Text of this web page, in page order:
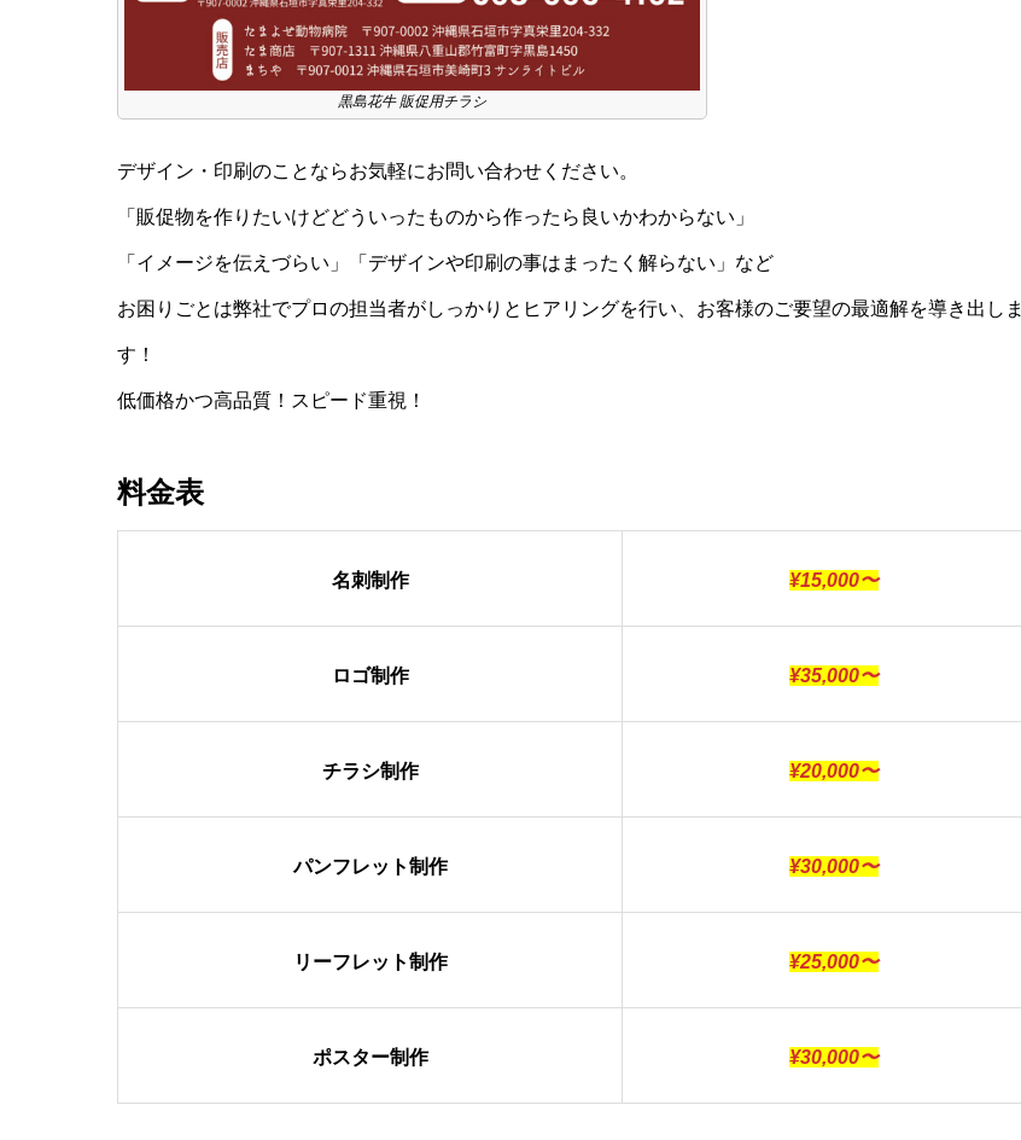
黒島花牛 販促用チラシ
デザイン・印刷のことならお気軽にお問い合わせください。
「販促物を作りたいけどどういったものから作ったら良いかわからない」
「イメージを伝えづらい」「デザインや印刷の事はまったく解らない」など
お困りごとは弊社でプロの担当者がしっかりとヒアリングを行い、お客様のご要望の最適解を導き出しま
す！
低価格かつ高品質！スピード重視！
料金表
名刺制作 ¥15,000〜
ロゴ制作 ¥35,000〜
チラシ制作 ¥20,000〜
パンフレット制作 ¥30,000〜
リーフレット制作 ¥25,000〜
ポスター制作 ¥30,000〜